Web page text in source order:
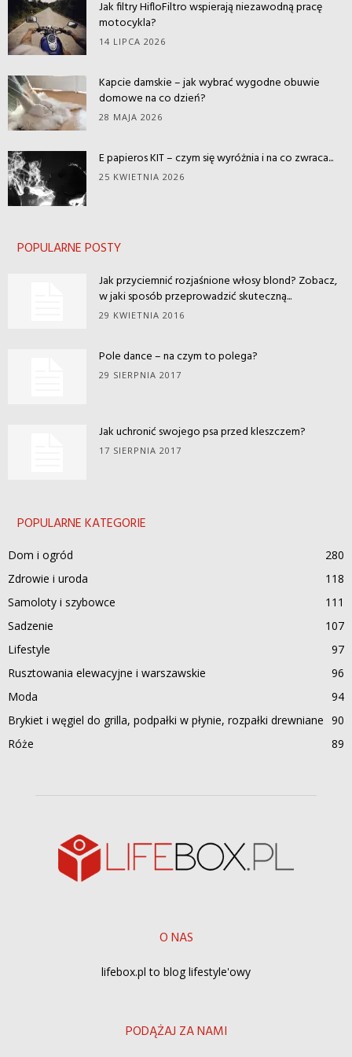
Jak filtry HifloFiltro wspierają niezawodną pracę
motocykla?
14 LIPCA 2026
Kapcie damskie – jak wybrać wygodne obuwie
domowe na co dzień?
28 MAJA 2026
E papieros KIT – czym się wyróżnia i na co zwraca...
25 KWIETNIA 2026
POPULARNE POSTY
Jak przyciemnić rozjaśnione włosy blond? Zobacz,
w jaki sposób przeprowadzić skuteczną...
29 KWIETNIA 2016
Pole dance – na czym to polega?
29 SIERPNIA 2017
Jak uchronić swojego psa przed kleszczem?
17 SIERPNIA 2017
POPULARNE KATEGORIE
Dom i ogród
280
Zdrowie i uroda
118
Samoloty i szybowce
111
Sadzenie
107
Lifestyle
97
Rusztowania elewacyjne i warszawskie
96
Moda
94
Brykiet i węgiel do grilla, podpałki w płynie, rozpałki drewniane 90
Róże
89
O NAS
lifebox.pl to blog lifestyle'owy
PODĄŻAJ ZA NAMI